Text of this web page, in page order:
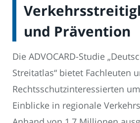
und Prävention
Die ADVOCARD-Studie
Streitatlas“ bietet Fachleuten
Rechtsschutzinteressierten
Einblicke in regionale